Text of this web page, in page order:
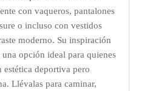
con vaqueros, pantalones
o incluso con vestidos
moderno. Su inspiración
opción ideal para quienes
estética deportiva pero
Llévalas para caminar,